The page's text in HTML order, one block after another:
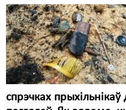
спрэчках